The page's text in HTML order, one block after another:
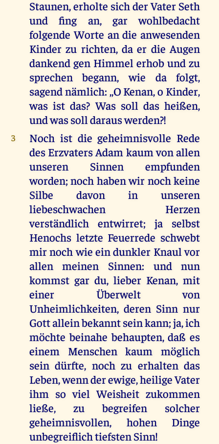
Staunen, erholte sich der Vater Seth
und fing an, gar wohlbedacht
folgende Worte an die anwesenden
Kinder zu richten, da er die Augen
dankend gen Himmel erhob und zu
sprechen begann, wie da folgt,
sagend nämlich: ,,O Kenan, o Kinder,
was ist das? Was soll das heißen,
und was soll daraus werden?!
3
Noch ist die geheimnisvolle Rede
des Erzvaters Adam kaum von allen
unseren Sinnen empfunden
worden; noch haben wir noch keine
Silbe davon in unseren
liebeschwachen Herzen
verständlich entwirret; ja selbst
Henochs letzte Feuerrede schwebt
mir noch wie ein dunkler Knaul vor
allen meinen Sinnen: und nun
kommst gar du, lieber Kenan, mit
einer Überwelt von
Unheimlichkeiten, deren Sinn nur
Gott allein bekannt sein kann; ja, ich
möchte beinahe behaupten, daß es
einem Menschen kaum möglich
sein dürfte, noch zu erhalten das
Leben, wenn der ewige, heilige Vater
ihm so viel Weisheit zukommen
ließe, zu begreifen solcher
geheimnisvollen, hohen Dinge
unbegreiflich tiefsten Sinn!